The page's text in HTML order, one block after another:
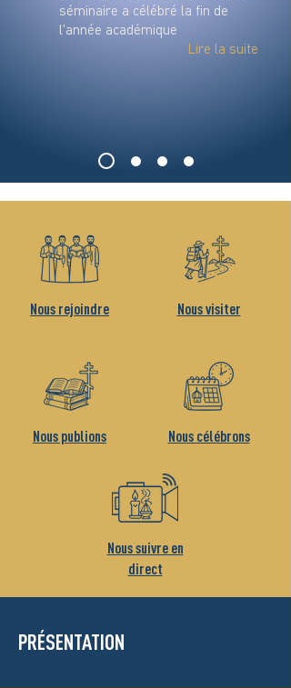
séminaire a célébré la fin de
l'année académique
Lire la suite
Nous rejoindre
Nous publions
Nous visiter
Nous célébrons
Nous suivre en
direct
PRÉSENTATION